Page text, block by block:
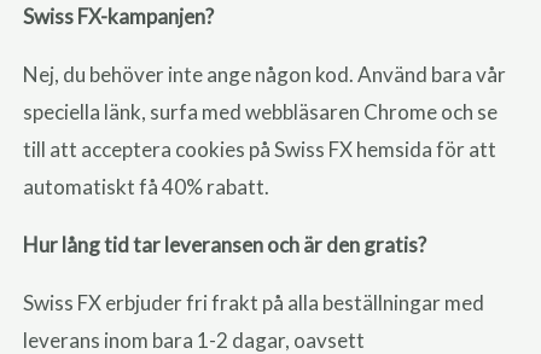
Swiss FX-kampanjen?
Nej, du behöver inte ange någon kod. Använd bara vår
speciella länk, surfa med webbläsaren Chrome och se
till att acceptera cookies på Swiss FX hemsida för att
automatiskt få 40% rabatt.
Hur lång tid tar leveransen och är den gratis?
Swiss FX erbjuder fri frakt på alla beställningar med
leverans inom bara 1-2 dagar, oavsett